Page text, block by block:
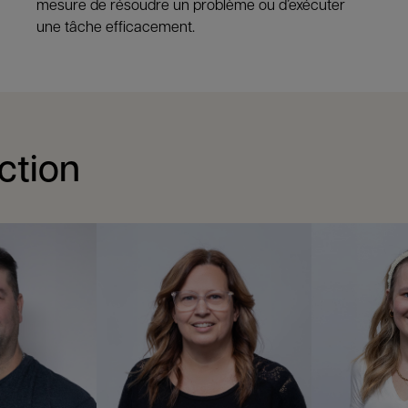
mesure de résoudre un problème ou d’exécuter
une tâche efficacement.